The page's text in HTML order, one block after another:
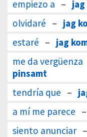
empiezo a –
olvidaré – jag
estaré – jag
me da vergüenza
pinsamt
tendría que –
a mí me parece –
siento anunciar –